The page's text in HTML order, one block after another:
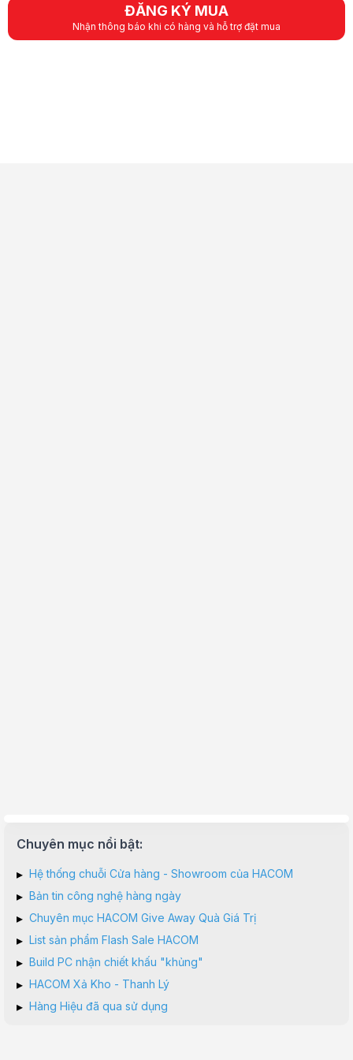
ĐĂNG KÝ MUA
Nhận thông báo khi có hàng và hỗ trợ đặt mua
Chuyên mục nổi bật:
▸ Hệ thống chuỗi Cửa hàng - Showroom của HACOM
▸ Bản tin công nghệ hàng ngày
▸ Chuyên mục HACOM Give Away Quà Giá Trị
▸ List sản phẩm Flash Sale HACOM
▸ Build PC nhận chiết khấu "khủng"
▸ HACOM Xả Kho - Thanh Lý
▸ Hàng Hiệu đã qua sử dụng